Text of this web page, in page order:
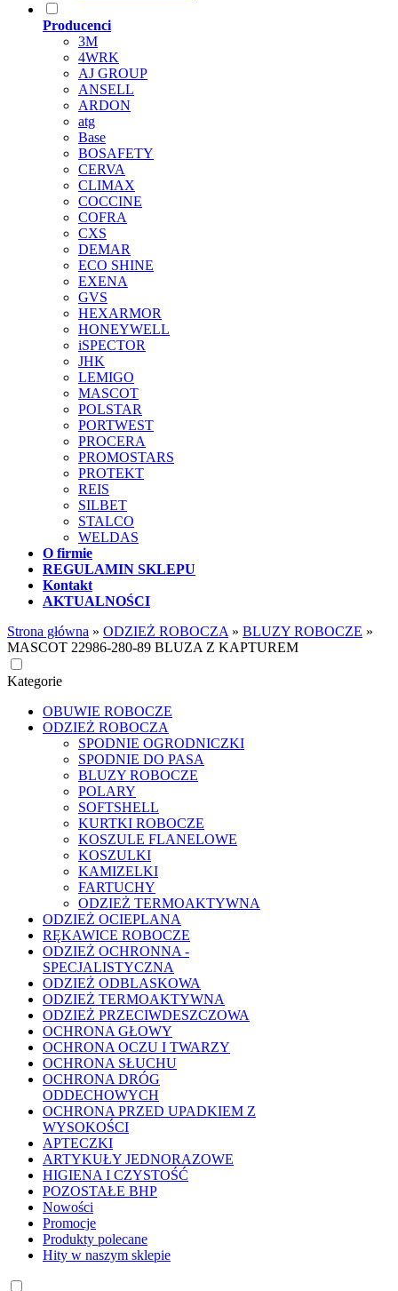
Producenci
3M
4WRK
AJ GROUP
ANSELL
ARDON
atg
Base
BOSAFETY
CERVA
CLIMAX
COCCINE
COFRA
CXS
DEMAR
ECO SHINE
EXENA
GVS
HEXARMOR
HONEYWELL
iSPECTOR
JHK
LEMIGO
MASCOT
POLSTAR
PORTWEST
PROCERA
PROMOSTARS
PROTEKT
REIS
SILBET
STALCO
WELDAS
O firmie
REGULAMIN SKLEPU
Kontakt
AKTUALNOŚCI
Strona główna » ODZIEŻ ROBOCZA » BLUZY ROBOCZE »
MASCOT 22986-280-89 BLUZA Z KAPTUREM
Kategorie
OBUWIE ROBOCZE
ODZIEŻ ROBOCZA
SPODNIE OGRODNICZKI
SPODNIE DO PASA
BLUZY ROBOCZE
POLARY
SOFTSHELL
KURTKI ROBOCZE
KOSZULE FLANELOWE
KOSZULKI
KAMIZELKI
FARTUCHY
ODZIEŻ TERMOAKTYWNA
ODZIEŻ OCIEPLANA
RĘKAWICE ROBOCZE
ODZIEŻ OCHRONNA -
SPECJALISTYCZNA
ODZIEŻ ODBLASKOWA
ODZIEŻ TERMOAKTYWNA
ODZIEŻ PRZECIWDESZCZOWA
OCHRONA GŁOWY
OCHRONA OCZU I TWARZY
OCHRONA SŁUCHU
OCHRONA DRÓG
ODDECHOWYCH
OCHRONA PRZED UPADKIEM Z
WYSOKOŚCI
APTECZKI
ARTYKUŁY JEDNORAZOWE
HIGIENA I CZYSTOŚĆ
POZOSTAŁE BHP
Nowości
Promocje
Produkty polecane
Hity w naszym sklepie